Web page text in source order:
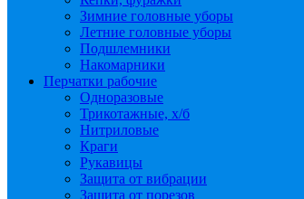
Зимние головные уборы
Летние головные уборы
Подшлемники
Накомарники
Перчатки рабочие
Одноразовые
Трикотажные, х/б
Нитриловые
Краги
Рукавицы
Защита от вибрации
Защита от порезов